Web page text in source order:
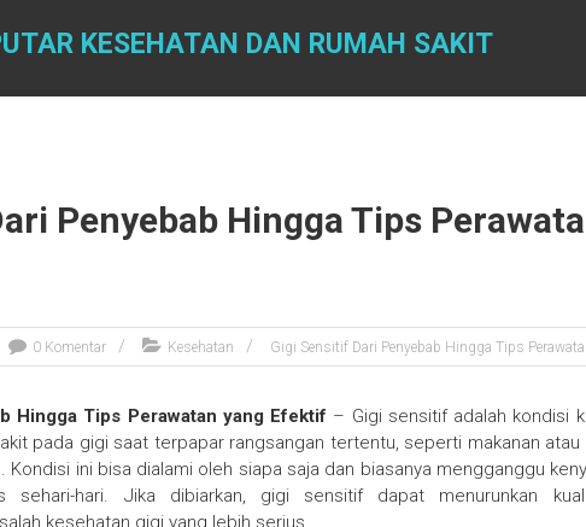
KESEHATAN DAN RUMAH SAKIT
Penyebab Hingga Tips
0 Komentar Kesehatan Gigi Sensitif Dari Penyebab Hingga Tips
Hingga Tips Perawatan yang Efektif – Gigi sensitif adalah kondisi
pada gigi saat terpapar rangsangan tertentu, seperti makanan atau
Kondisi ini bisa dialami oleh siapa saja dan biasanya mengganggu
sehari-hari. Jika dibiarkan, gigi sensitif dapat menurunkan
kesehatan gigi yang lebih serius.